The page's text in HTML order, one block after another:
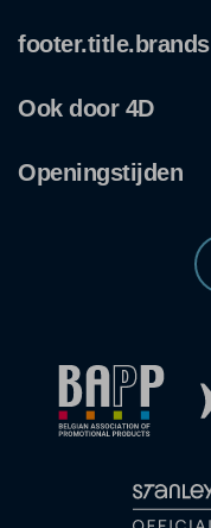
footer.title.brands
Ook door 4D
Openingstijden